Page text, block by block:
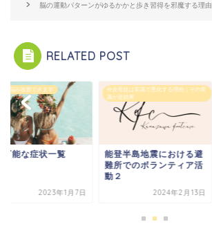
脳の運動パターンがゆるかかと歩き習得を邪魔する理由
RELATED POST
お悩み改善できます
可能な症状一覧
2023年1月7日
外反母趾は常識で悪化する理由｜その常
識が逆効果
能登半島地震における避
難所でのボランティア活
動２
2024年2月13日